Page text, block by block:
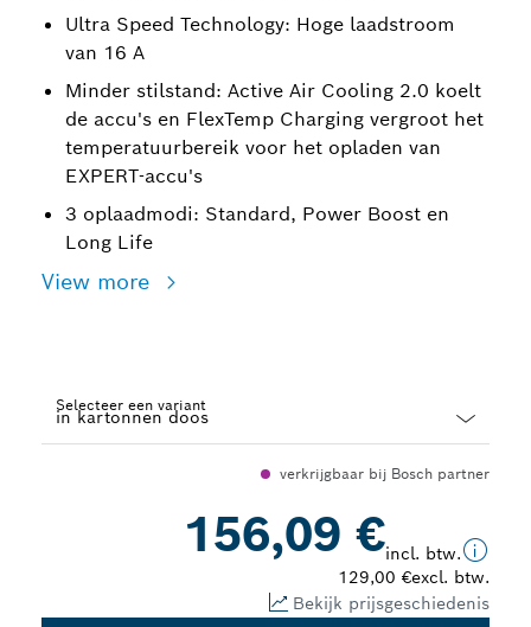
Ultra Speed Technology: Hoge laadstroom
van 16 A
Minder stilstand: Active Air Cooling 2.0 koelt
de accu's en FlexTemp Charging vergroot het
temperatuurbereik voor het opladen van
EXPERT-accu's
3 oplaadmodi: Standard, Power Boost en
Long Life
View more
Selecteer een variant
verkrijgbaar bij Bosch partner
156,09 €incl. btw.
129,00 €excl. btw.
Bekijk prijsgeschiedenis